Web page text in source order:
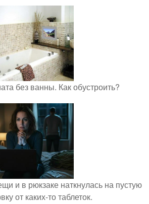
без ванны. Как обустроить?
и в рюкзаке наткнулась на пустую
от каких-то таблеток.